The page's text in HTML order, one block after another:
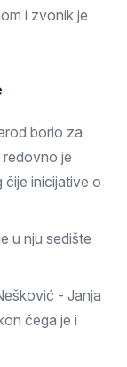
i zvonik je
borio za
je
inicijative o
u nju sedište
- Janja
čega je i